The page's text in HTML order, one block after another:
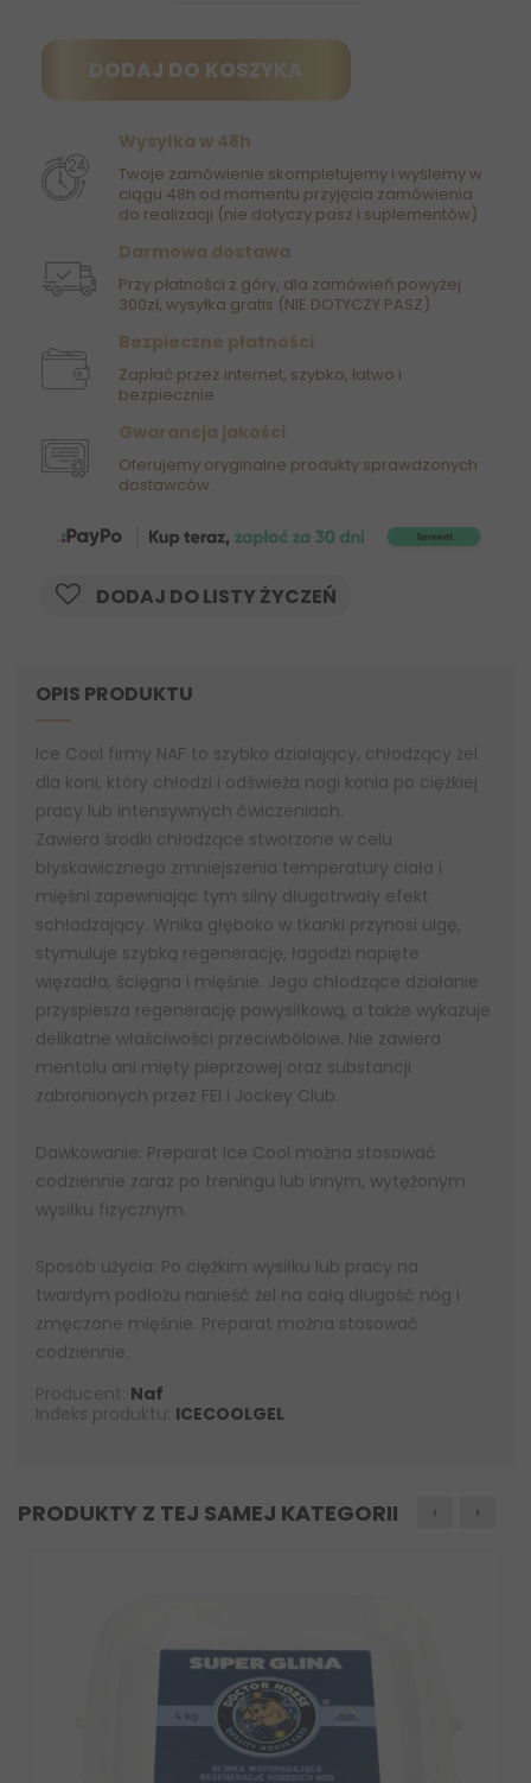
DODAJ DO KOSZYKA
Wysyłka w 48h
Twoje zamówienie skompletujemy i wyślemy w
ciągu 48h od momentu przyjęcia zamówienia
do realizacji (nie dotyczy pasz i suplementów)
Darmowa dostawa
Przy płatności z góry, dla zamówień powyżej
300zł, wysyłka gratis (NIE DOTYCZY PASZ)
Bezpieczne płatności
Zapłać przez internet, szybko, łatwo i
bezpiecznie
Gwarancja jakości
Oferujemy oryginalne produkty sprawdzonych
dostawców.
DODAJ DO LISTY ŻYCZEŃ
OPIS PRODUKTU
Ice Cool firmy NAF to szybko działający, chłodzący żel
dla koni, który chłodzi i odświeża nogi konia po ciężkiej
pracy lub intensywnych ćwiczeniach.
Zawiera środki chłodzące stworzone w celu
błyskawicznego zmniejszenia temperatury ciała i
mięśni zapewniając tym silny długotrwały efekt
schładzający. Wnika głęboko w tkanki przynosi ulgę,
stymuluje szybką regenerację, łagodzi napięte
więzadła, ścięgna i mięśnie. Jego chłodzące działanie
przyspiesza regenerację powysiłkową, a także wykazuje
delikatne właściwości przeciwbólowe. Nie zawiera
mentolu ani mięty pieprzowej oraz substancji
zabronionych przez FEI i Jockey Club.
Dawkowanie: Preparat Ice Cool można stosować
codziennie zaraz po treningu lub innym, wytężonym
wysiłku fizycznym.
Sposób użycia: Po ciężkim wysiłku lub pracy na
twardym podłożu nanieść żel na całą długość nóg i
zmęczone mięśnie. Preparat można stosować
codziennie.
Producent: Naf
Indeks produktu: ICECOOLGEL
PRODUKTY Z TEJ SAMEJ KATEGORII ‹ ›